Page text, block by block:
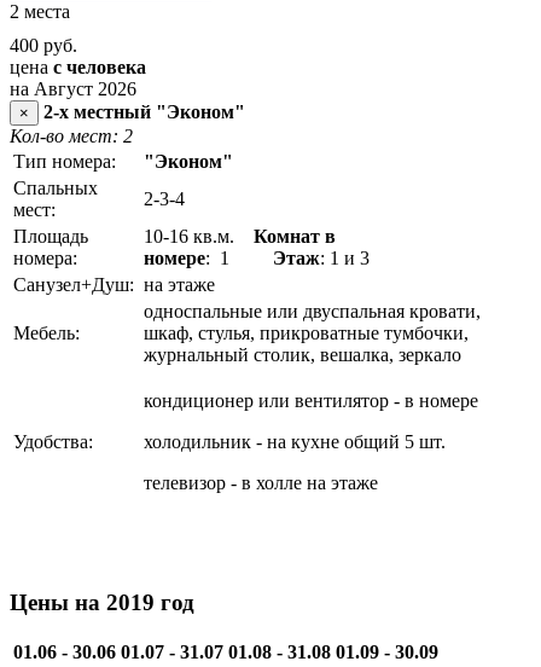
2 места
400 руб.
цена с человека
на Август 2026
×
2-х местный "Эконом"
Кол-во мест: 2
Тип номера:
"Эконом"
Спальных
мест:
2-3-4
Площадь
номера:
10-16 кв.м. Комнат в
номере: 1 Этаж: 1 и 3
Санузел+Душ: на этаже
Мебель:
односпальные или двуспальная кровати,
шкаф, стулья, прикроватные тумбочки,
журнальный столик, вешалка, зеркало
Удобства:
кондиционер или вентилятор - в номере
холодильник - на кухне общий 5 шт.
телевизор - в холле на этаже
Цены на 2019 год
01.06 - 30.06 01.07 - 31.07 01.08 - 31.08 01.09 - 30.09